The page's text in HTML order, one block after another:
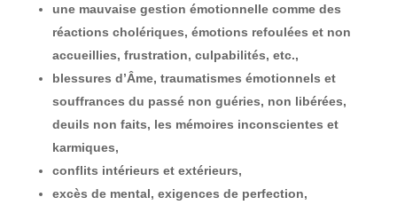
une mauvaise gestion émotionnelle comme des
réactions cholériques, émotions refoulées et non
accueillies, frustration, culpabilités, etc.,
blessures d’Âme, traumatismes émotionnels et
souffrances du passé non guéries, non libérées,
deuils non faits, les mémoires inconscientes et
karmiques,
conflits intérieurs et extérieurs,
excès de mental, exigences de perfection,